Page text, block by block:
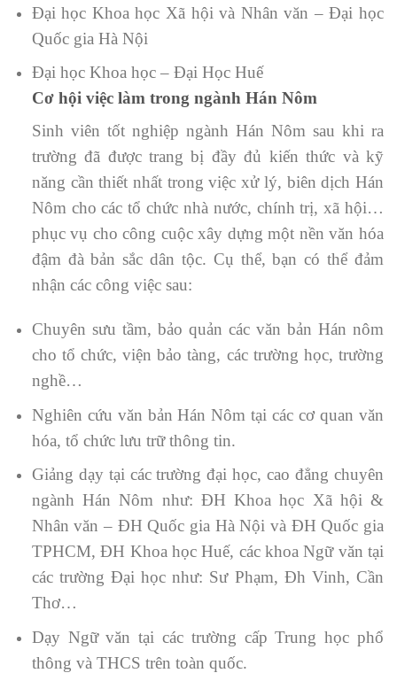
Đại học Khoa học Xã hội và Nhân văn – Đại học
Quốc gia Hà Nội
Đại học Khoa học – Đại Học Huế
Cơ hội việc làm trong ngành Hán Nôm
Sinh viên tốt nghiệp ngành Hán Nôm sau khi ra
trường đã được trang bị đầy đủ kiến thức và kỹ
năng cần thiết nhất trong việc xử lý, biên dịch Hán
Nôm cho các tổ chức nhà nước, chính trị, xã hội…
phục vụ cho công cuộc xây dựng một nền văn hóa
đậm đà bản sắc dân tộc. Cụ thể, bạn có thể đảm
nhận các công việc sau:
Chuyên sưu tầm, bảo quản các văn bản Hán nôm
cho tổ chức, viện bảo tàng, các trường học, trường
nghề…
Nghiên cứu văn bản Hán Nôm tại các cơ quan văn
hóa, tổ chức lưu trữ thông tin.
Giảng dạy tại các trường đại học, cao đẳng chuyên
ngành Hán Nôm như: ĐH Khoa học Xã hội &
Nhân văn – ĐH Quốc gia Hà Nội và ĐH Quốc gia
TPHCM, ĐH Khoa học Huế, các khoa Ngữ văn tại
các trường Đại học như: Sư Phạm, Đh Vinh, Cần
Thơ…
Dạy Ngữ văn tại các trường cấp Trung học phổ
thông và THCS trên toàn quốc.